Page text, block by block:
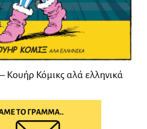
Kουήρ Κόμικς αλά ελληνικά